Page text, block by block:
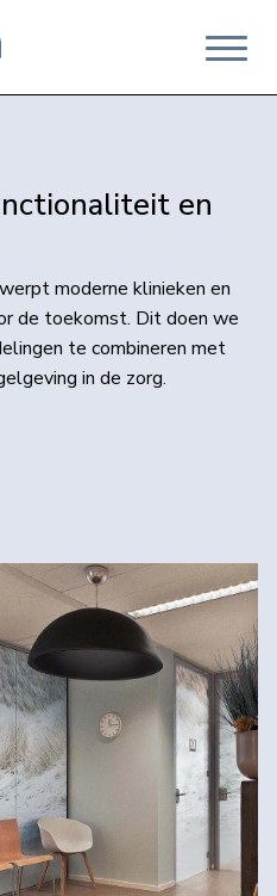
en
moderne klinieken en
de toekomst. Dit doen we
te combineren met
in de zorg.